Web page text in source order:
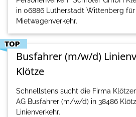
in 06886 Lutherstadt Wittenberg
Mietwagenverkehr.
Busfahrer (m/w/d)
Klötze
Schnellstens sucht die Firma
AG Busfahrer (m/w/d) in 38486
Linienverkehr.